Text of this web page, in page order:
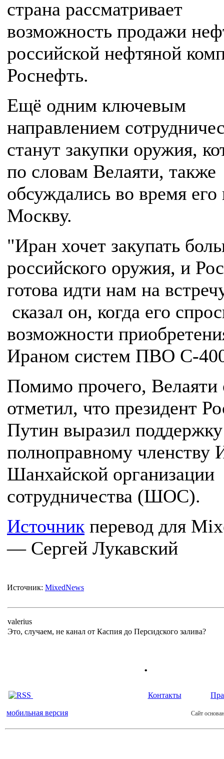
страна рассматривает
возможность продажи
российской нефтяной
Роснефть.
Ещё одним ключевым
направлением
станут закупки оружия,
по словам Велаяти, также
обсуждались во время его
Москву.
"Иран хочет закупать
российского оружия, и
готова идти нам на
сказал он, когда его
возможности
Ираном систем ПВО С-
Помимо прочего, Велаяти
отметил, что президент
Путин выразил поддержку
полноправному членству
Шанхайской организации
сотрудничества (ШОС).
Источник перевод для
— Сергей Лукавский
Источник: MixedNews
valerius
Это, случаем, не канал от Каспия до Персидского залива?
.
Контакты
мобильная версия Сайт